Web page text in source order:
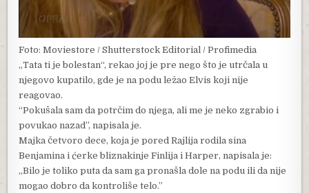
Foto: Moviestore / Shutterstock Editorial / Profimedia
„Tata ti je bolestan“, rekao joj je pre nego što je utrčala u
njegovo kupatilo, gde je na podu ležao Elvis koji nije
reagovao.
“Pokušala sam da potrčim do njega, ali me je neko zgrabio i
povukao nazad”, napisala je.
Majka četvoro dece, koja je pored Rajlija rodila sina
Benjamina i ćerke bliznakinje Finlija i Harper, napisala je:
„Bilo je toliko puta da sam ga pronašla dole na podu ili da nije
mogao dobro da kontroliše telo.”